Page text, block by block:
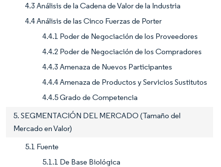
4.3 Análisis de la Cadena de Valor de la Industria
4.4 Análisis de las Cinco Fuerzas de Porter
4.4.1 Poder de Negociación de los Proveedores
4.4.2 Poder de Negociación de los Compradores
4.4.3 Amenaza de Nuevos Participantes
4.4.4 Amenaza de Productos y Servicios Sustitutos
4.4.5 Grado de Competencia
5. SEGMENTACIÓN DEL MERCADO (Tamaño del
Mercado en Valor)
5.1 Fuente
5.1.1 De Base Biológica